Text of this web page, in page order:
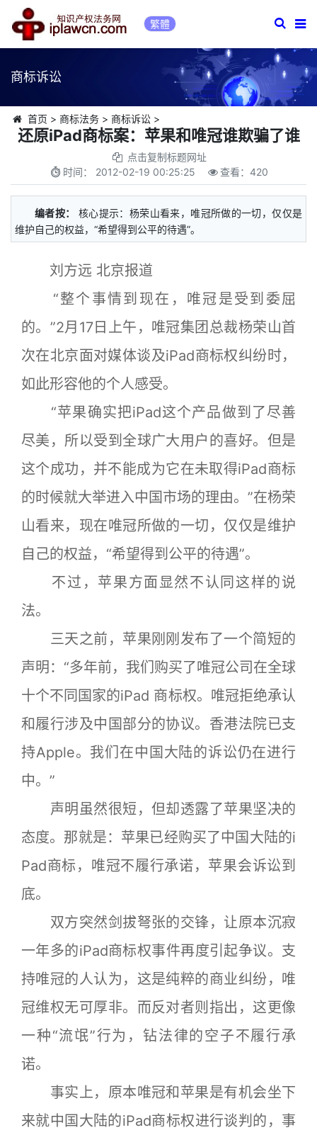
繁體
商标诉讼
首页 > 商标法务> 商标诉讼>
还原iPad商标案：苹果和唯冠谁欺骗了谁
点击复制标题网址
时间： 2012-02-19 00:25:25 查看：420
编者按：
核心提示：杨荣山看来，唯冠所做的一切，仅仅是
维护自己的权益，“希望得到公平的待遇”。
刘方远 北京报道
“整个事情到现在，唯冠是受到委屈
的。”2月17日上午，唯冠集团总裁杨荣山首
次在北京面对媒体谈及iPad商标权纠纷时，
如此形容他的个人感受。
“苹果确实把iPad这个产品做到了尽善
尽美，所以受到全球广大用户的喜好。但是
这个成功，并不能成为它在未取得iPad商标
的时候就大举进入中国市场的理由。”在杨荣
山看来，现在唯冠所做的一切，仅仅是维护
自己的权益，“希望得到公平的待遇”。
不过，苹果方面显然不认同这样的说
法。
三天之前，苹果刚刚发布了一个简短的
声明：“多年前，我们购买了唯冠公司在全球
十个不同国家的iPad 商标权。唯冠拒绝承认
和履行涉及中国部分的协议。香港法院已支
持Apple。我们在中国大陆的诉讼仍在进行
中。”
声明虽然很短，但却透露了苹果坚决的
态度。那就是：苹果已经购买了中国大陆的i
Pad商标，唯冠不履行承诺，苹果会诉讼到
底。
双方突然剑拔弩张的交锋，让原本沉寂
一年多的iPad商标权事件再度引起争议。支
持唯冠的人认为，这是纯粹的商业纠纷，唯
冠维权无可厚非。而反对者则指出，这更像
一种“流氓”行为，钻法律的空子不履行承
诺。
事实上，原本唯冠和苹果是有机会坐下
来就中国大陆的iPad商标权进行谈判的，事